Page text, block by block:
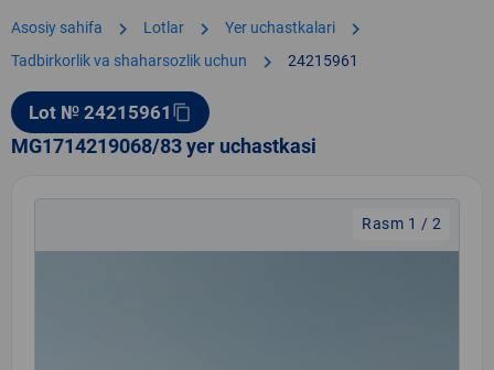
Asosiy sahifa chevron_right Lotlar chevron_right Yer uchastkalari chevron_right
Tadbirkorlik va shaharsozlik uchun chevron_right 24215961
Lot № 24215961 content_copy
MG1714219068/83 yer uchastkasi
Rasm 1 / 2